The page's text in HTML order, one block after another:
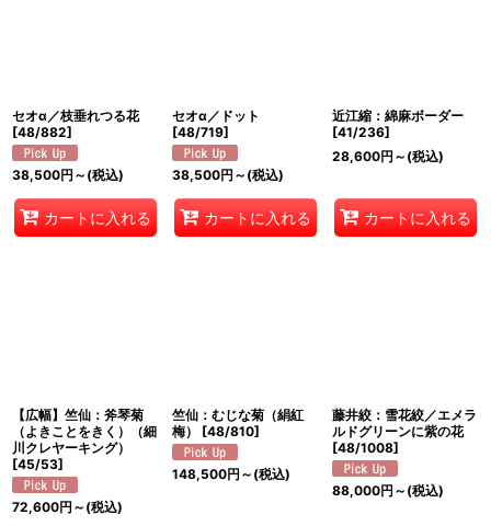
セオα／枝垂れつる花
[48/882]
38,500円 ～ (税込)
カートに入れる
セオα／ドット
[48/719]
38,500円 ～ (税込)
カートに入れる
近江縮：綿麻ボーダー
[41/236]
28,600円 ～ (税込)
カートに入れる
【広幅】竺仙：斧琴菊
（よきことをきく）（細
川クレヤーキング）
[45/53]
72,600円 ～ (税込)
竺仙：むじな菊（絹紅
梅）
[48/810]
148,500円 ～ (税込)
藤井絞：雪花絞／エメラ
ルドグリーンに紫の花
[48/1008]
88,000円 ～ (税込)